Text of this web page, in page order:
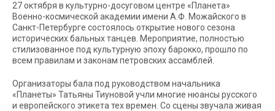
27 октября в культурно-досуговом центре «Планета»
Военно-космической академии имени А.Ф. Можайского в
Санкт-Петербурге состоялось открытие нового сезона
исторических бальных танцев. Мероприятие, полностью
стилизованное под культурную эпоху барокко, прошло по
всем правилам и законам петровских ассамблей.
Организаторы бала под руководством начальника
«Планеты» Татьяны Тиуновой учли многие нюансы русского
и европейского этикета тех времен. Со сцены звучала живая